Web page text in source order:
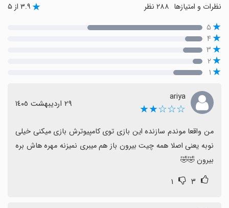
نظرات و امتیازها ۳.۹ از ۵
۵
۴
۳
۲
۱
ariya
☆☆☆★★ ٢٩ اردیبهشت ١٤٠٥
بیرون 🤣🤣
۳ ۱